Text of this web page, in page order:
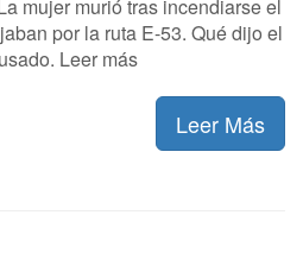
mujer murió tras incendiarse el
por la ruta E-53. Qué dijo el
Leer más
Leer Más